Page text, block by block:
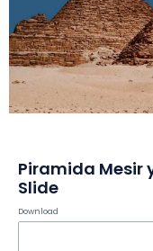
Piramida Mesir
Slide
Download